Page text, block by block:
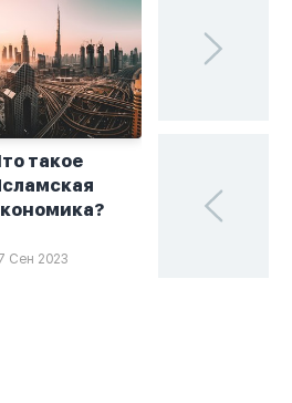
такое
Сен 2023
халяльное